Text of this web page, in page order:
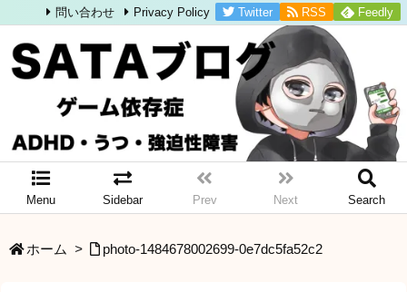
Menu Sidebar Prev Next Search
問い合わせ Privacy Policy Twitter RSS Feedly
ホーム > photo-1484678002699-0e7dc5fa52c2